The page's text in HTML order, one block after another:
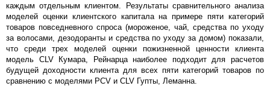
каждым отдельным клиентом. Результаты сравнительного анализа
моделей оценки клиентского капитала на примере пяти категорий
товаров повседневного спроса (мороженое, чай, средства по уходу
за волосами, дезодоранты и средства по уходу за домом) показали,
что среди трех моделей оценки пожизненной ценности клиента
модель CLV Кумара, Рейнарца наиболее подходит для расчетов
будущей доходности клиента для всех пяти категорий товаров по
сравнению с моделями PCV и CLV Гупты, Леманна.